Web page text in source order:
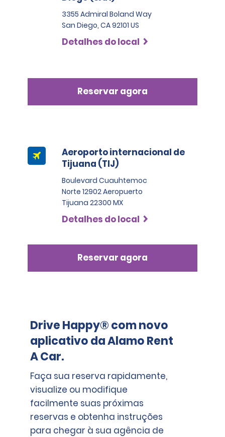
3355 Admiral Boland Way
San Diego, CA 92101 US
Detalhes do local
Reservar agora
Aeroporto internacional de
Tijuana (TIJ)
Boulevard Cuauhtemoc
Norte 12902 Aeropuerto
Tijuana 22300 MX
Detalhes do local
Reservar agora
Drive Happy® com novo
aplicativo da Alamo Rent
A Car.
Faça sua reserva rapidamente,
visualize ou modifique
facilmente suas próximas
reservas e obtenha instruções
para chegar à sua agência de